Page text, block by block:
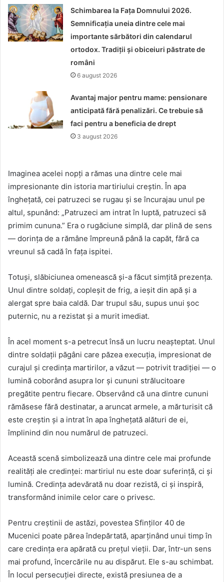
Schimbarea la Fața Domnului 2026.
Semnificația uneia dintre cele mai
importante sărbători din calendarul
ortodox. Tradiții și obiceiuri păstrate de
români
6 august 2026
Avantaj major pentru mame: pensionare
anticipată fără penalizări. Ce trebuie să
faci pentru a beneficia de drept
3 august 2026
Imaginea acelei nopți a rămas una dintre cele mai
impresionante din istoria martiriului creștin. În apa
înghețată, cei patruzeci se rugau și se încurajau unul pe
altul, spunând: „Patruzeci am intrat în luptă, patruzeci să
primim cununa.” Era o rugăciune simplă, dar plină de sens
— dorința de a rămâne împreună până la capăt, fără ca
vreunul să cadă în fața ispitei.
Totuși, slăbiciunea omenească și-a făcut simțită prezența.
Unul dintre soldați, copleșit de frig, a ieșit din apă și a
alergat spre baia caldă. Dar trupul său, supus unui șoc
puternic, nu a rezistat și a murit imediat.
În acel moment s-a petrecut însă un lucru neașteptat. Unul
dintre soldații păgâni care păzea execuția, impresionat de
curajul și credința martirilor, a văzut — potrivit tradiției — o
lumină coborând asupra lor și cununi strălucitoare
pregătite pentru fiecare. Observând că una dintre cununi
rămăsese fără destinatar, a aruncat armele, a mărturisit că
este creștin și a intrat în apa înghețată alături de ei,
împlinind din nou numărul de patruzeci.
Această scenă simbolizează una dintre cele mai profunde
realități ale credinței: martiriul nu este doar suferință, ci și
lumină. Credința adevărată nu doar rezistă, ci și inspiră,
transformând inimile celor care o privesc.
Pentru creștinii de astăzi, povestea Sfinților 40 de
Mucenici poate părea îndepărtată, aparținând unui timp în
care credința era apărată cu prețul vieții. Dar, într-un sens
mai profund, încercările nu au dispărut. Ele s-au schimbat.
În locul persecuției directe, există presiunea de a